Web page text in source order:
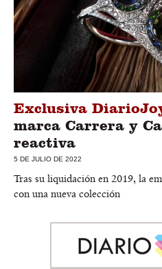
Exclusiva
marca Carrera y
reactiva
5 DE JULIO DE 2022
Tras su liquidación en 2019, la
con una nueva colección